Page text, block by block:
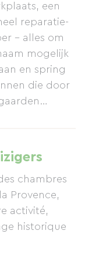
een
reparatie-
– alles om
mogelijk
en spring
die door
afdalingen.
alle
van de EV8-
voor een
van
chambres
Provence,
activité,
historique